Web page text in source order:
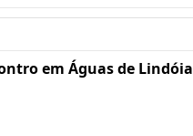
em Águas de Lindóia